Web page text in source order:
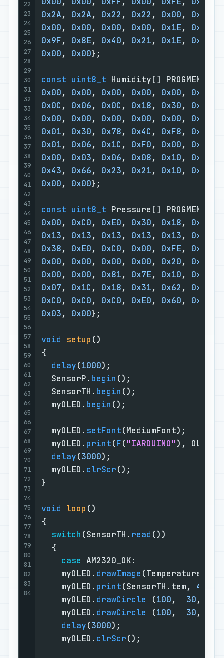
22
23
24
25
26
27
28
29
30
31
32
33
34
35
36
37
38
39
40
41
42
43
44
45
46
47
48
49
50
51
52
53
54
55
56
57
58
59
60
61
62
63
64
65
66
67
68
69
70
71
72
73
74
75
76
77
78
79
80
81
82
83
84
0x2A, 0x2A, 0x22 , 0x22 , 0x00, 0x00
0x00, 0x00, 0x00, 0x00, 0x1E, 0x21
0x9F, 0x8E, 0x40, 0x21, 0x1E, 0x00
0x00, 0x00
const uint8_t Humidity[] PROGMEM =
0x00, 0x00, 0x00, 0x00, 0x00, 0x00
0x0C , 0x06, 0x0C , 0x18, 0x30, 0xC0
0x00, 0x00, 0x00, 0x00, 0x00, 0x00
0x01, 0x30, 0x78, 0x4C , 0xF8, 0xE0
0x01, 0x06, 0x1C , 0xF0, 0x00, 0x00
0x00, 0x03, 0x06, 0x08, 0x10, 0x20
0x43, 0x66, 0x23, 0x21, 0x10, 0x08
0x00, 0x00
const uint8_t Pressure[] PROGMEM =
0x00, 0xC0, 0xE0, 0x30, 0x18, 0x8C
0x13, 0x13, 0x13, 0x13, 0x13, 0x26
0x38, 0xE0, 0xC0, 0x00, 0xFE, 0xFF
0x00, 0x00, 0x00, 0x00, 0x20, 0x18
0x00, 0x00, 0x81, 0x7E, 0x10, 0x01
0x07, 0x1C , 0x18, 0x31, 0x62 , 0x60
0xC0, 0xC0, 0xC0, 0xE0, 0x60, 0x62
0x03, 0x00
void setup ()
delay(1000
  SensorP.
begin
  SensorTH.
begin
  myOLED.
begin
  myOLED.
setFont
  myOLED.
print(F("IARDUINO"),
delay(3000
  myOLED.
clrScr
void loop ()
switch (SensorTH. read
case
    myOLED.
drawImage (Temperature,
    myOLED.
print(SensorTH.tem, 43
    myOLED.
drawCircle (100, 30,
    myOLED.
drawCircle (100, 30,
delay(3000
    myOLED.
clrScr